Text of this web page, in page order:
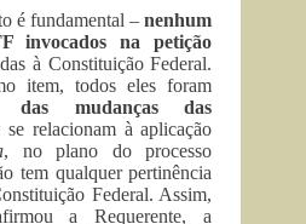
é fundamental –nenhum
invocados na petição
à Constituição Federal.
item, todos eles foram
das mudanças das
se relacionam à aplicação
, no plano do processo
tem qualquer pertinência
Federal. Assim,
a Requerente, a